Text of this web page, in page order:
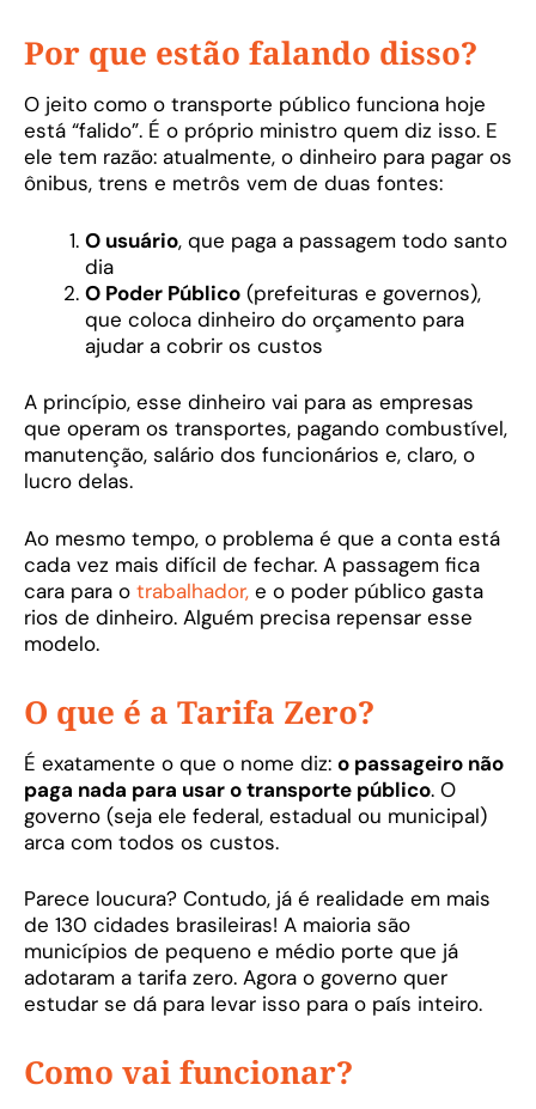
Por que estão falando disso?
O jeito como o transporte público funciona hoje
está “falido”. É o próprio ministro quem diz isso. E
ele tem razão: atualmente, o dinheiro para pagar os
ônibus, trens e metrôs vem de duas fontes:
O usuário, que paga a passagem todo santo
dia
O Poder Público (prefeituras e governos),
que coloca dinheiro do orçamento para
ajudar a cobrir os custos
A princípio, esse dinheiro vai para as empresas
que operam os transportes, pagando combustível,
manutenção, salário dos funcionários e, claro, o
lucro delas.
Ao mesmo tempo, o problema é que a conta está
cada vez mais difícil de fechar. A passagem fica
cara para o trabalhador, e o poder público gasta
rios de dinheiro. Alguém precisa repensar esse
modelo.
O que é a Tarifa Zero?
É exatamente o que o nome diz: o passageiro não
paga nada para usar o transporte público. O
governo (seja ele federal, estadual ou municipal)
arca com todos os custos.
Parece loucura? Contudo, já é realidade em mais
de 130 cidades brasileiras! A maioria são
municípios de pequeno e médio porte que já
adotaram a tarifa zero. Agora o governo quer
estudar se dá para levar isso para o país inteiro.
Como vai funcionar?